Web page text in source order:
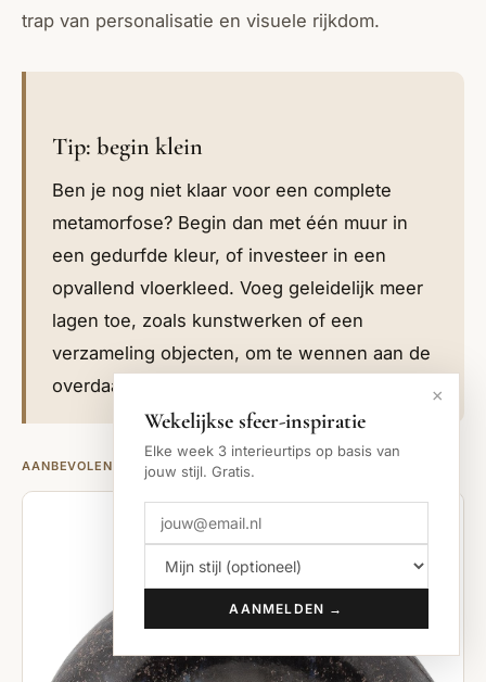
trap van personalisatie en visuele rijkdom.
Tip: begin klein
Ben je nog niet klaar voor een complete
metamorfose? Begin dan met één muur in
een gedurfde kleur, of investeer in een
opvallend vloerkleed. Voeg geleidelijk meer
lagen toe, zoals kunstwerken of een
verzameling objecten, om te wennen aan de
overdaad en de balans te vinden.
AANBEVOLEN PRODUCTEN
×
Wekelijkse sfeer-inspiratie
Elke week 3 interieurtips op basis van
jouw stijl. Gratis.
AANMELDEN →